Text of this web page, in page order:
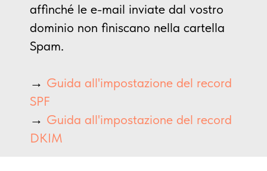
affinché le e-mail inviate dal vostro
dominio non finiscano nella cartella
Spam.
→ Guida all'impostazione del record
SPF
→ Guida all'impostazione del record
DKIM